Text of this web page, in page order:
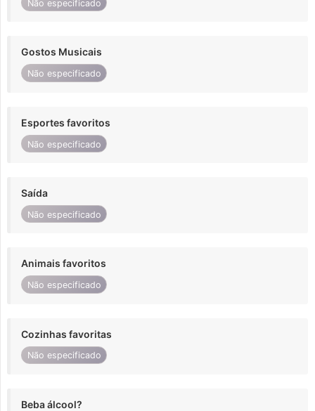
Não especificado
Gostos Musicais
Não especificado
Esportes favoritos
Não especificado
Saída
Não especificado
Animais favoritos
Não especificado
Cozinhas favoritas
Não especificado
Beba álcool?